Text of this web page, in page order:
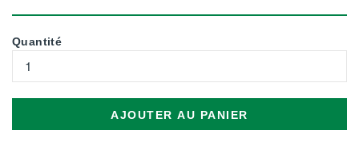
Quantité
AJOUTER AU PANIER